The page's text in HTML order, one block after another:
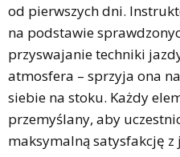
od pierwszych dni.
na podstawie
przyswajanie techniki
atmosfera – sprzyja ona
siebie na stoku. Każdy
przemyślany, aby
maksymalną satysfakcję z